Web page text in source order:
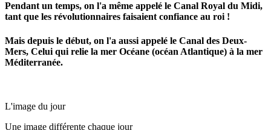
Pendant un temps, on l'a même appelé le Canal Royal du Midi,
tant que les révolutionnaires faisaient confiance au roi !
Mais depuis le début, on l'a aussi appelé le Canal des Deux-
Mers, Celui qui relie la mer Océane (océan Atlantique) à la mer
Méditerranée.
L'image du jour
Une image différente chaque jour